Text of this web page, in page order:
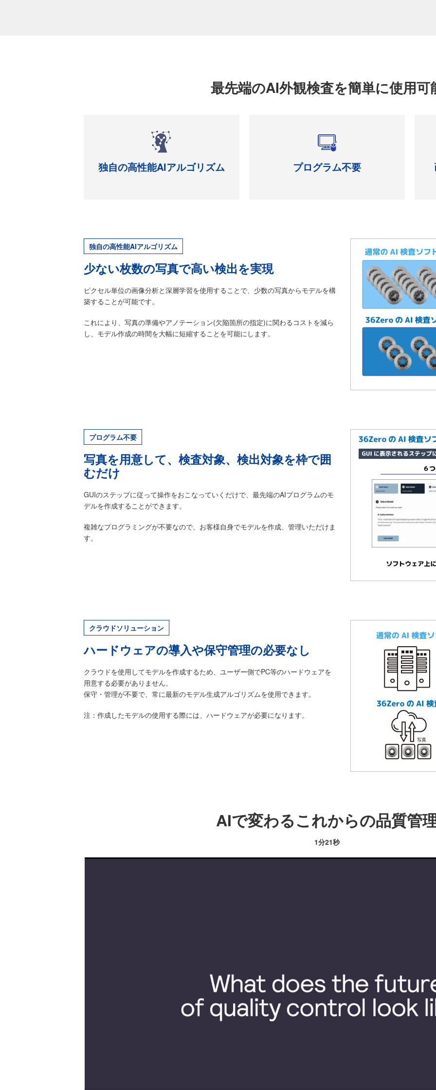
最先端のAI外観検査を簡単に使用可
独自の高性能AIアルゴリズム プログラム不要
独自の高性能AIアルゴリズム
少ない枚数の写真で高い検出を実現
ピクセル単位の画像分析と深層学習を使用することで、少数の写真からモデルを構
築することが可能です。
これにより、写真の準備やアノテーション(欠陥箇所の指定)に関わるコストを減ら
し、モデル作成の時間を大幅に短縮することを可能にします。
プログラム不要
写真を用意して、検査対象、検出対象を枠で囲
むだけ
GUIのステップに従って操作をおこなっていくだけで、最先端のAIプログラムのモ
デルを作成することができます。
複雑なプログラミングが不要なので、お客様自身でモデルを作成、管理いただけま
す。
クラウドソリューション
ハードウェアの導入や保守管理の必要なし
クラウドを使用してモデルを作成するため、ユーザー側でPC等のハードウェアを
用意する必要がありません。
保守・管理が不要で、常に最新のモデル生成アルゴリズムを使用できます。
注：作成したモデルの使用する際には、ハードウェアが必要になります。
AIで変わるこれからの品質管
1分21秒